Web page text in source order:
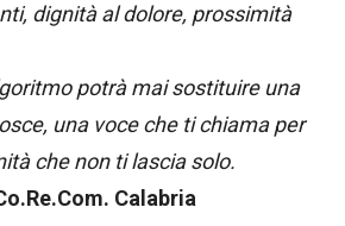
dignità al dolore, prossimità
potrà mai sostituire una
una voce che ti chiama per
che non ti lascia solo.
Calabria